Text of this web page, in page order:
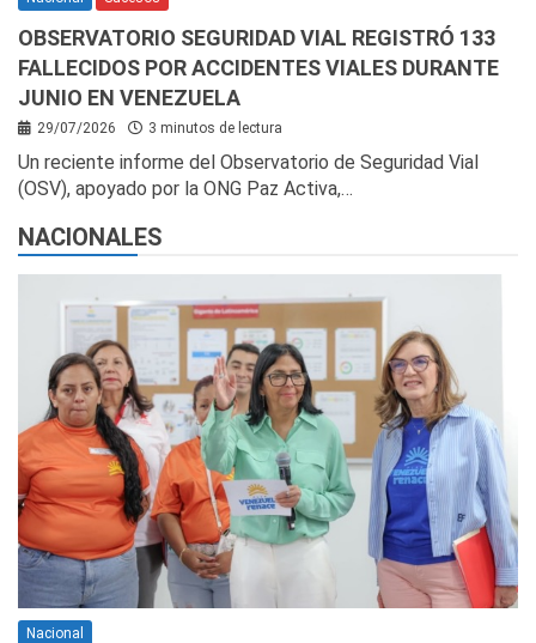
OBSERVATORIO SEGURIDAD VIAL REGISTRÓ 133
FALLECIDOS POR ACCIDENTES VIALES DURANTE
JUNIO EN VENEZUELA
29/07/2026 3 minutos de lectura
Un reciente informe del Observatorio de Seguridad Vial
(OSV), apoyado por la ONG Paz Activa,…
NACIONALES
Nacional